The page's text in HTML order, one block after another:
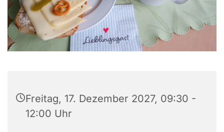
Freitag, 17. Dezember 2027, 09:30 -
12:00 Uhr